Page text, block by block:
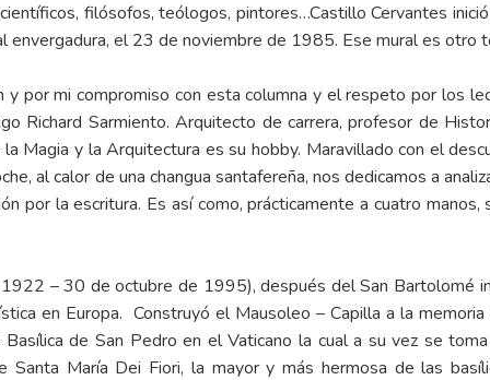
filósofos, teólogos, pintores…Castillo Cervantes
el 23 de noviembre de 1985. Ese mural es otro
por mi compromiso con esta columna y el respeto por los
Richard Sarmiento. Arquitecto de carrera, profesor de
Magia y la Arquitectura es su hobby. Maravillado con el
al calor de una changua santafereña, nos dedicamos a
por la escritura. Es así como, prácticamente a cuatro
– 30 de octubre de 1995), después del San Bartolomé
en Europa. Construyó el Mausoleo – Capilla a la
de San Pedro en el Vaticano la cual a su vez se
María Dei Fiori, la mayor y más hermosa de las